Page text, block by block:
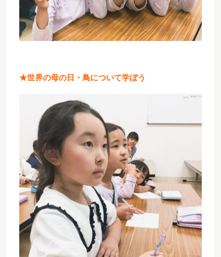
★世界の母の日・鳥について学ぼう